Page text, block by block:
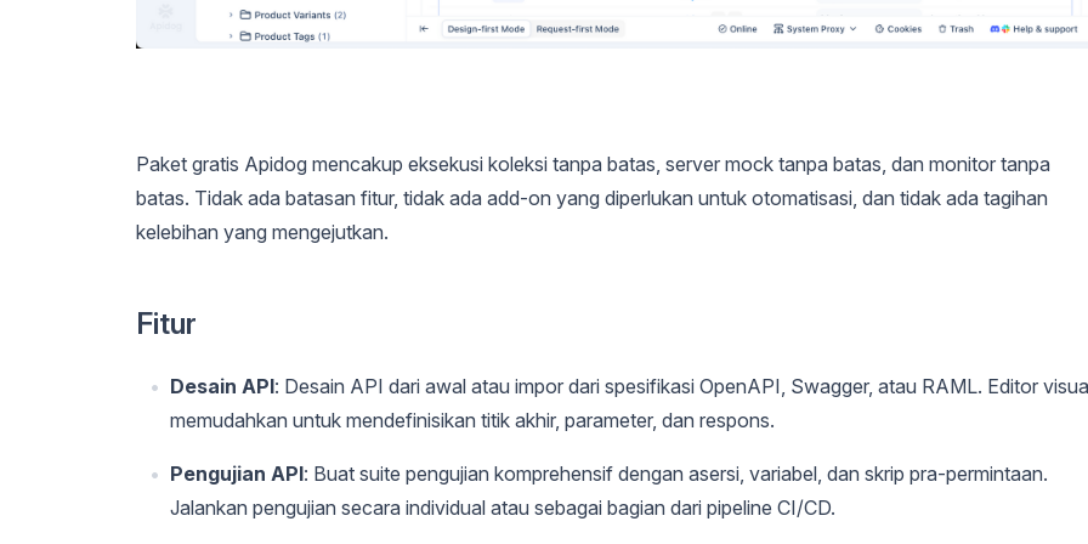
Paket gratis Apidog mencakup eksekusi koleksi tanpa batas, server mock tanpa batas, dan monitor tanpa
batas. Tidak ada batasan fitur, tidak ada add-on yang diperlukan untuk otomatisasi, dan tidak ada tagihan
kelebihan yang mengejutkan.
Fitur
Desain API: Desain API dari awal atau impor dari spesifikasi OpenAPI, Swagger, atau RAML. Editor
memudahkan untuk mendefinisikan titik akhir, parameter, dan respons.
Pengujian API: Buat suite pengujian komprehensif dengan asersi, variabel, dan skrip pra-permintaan.
Jalankan pengujian secara individual atau sebagai bagian dari pipeline CI/CD.